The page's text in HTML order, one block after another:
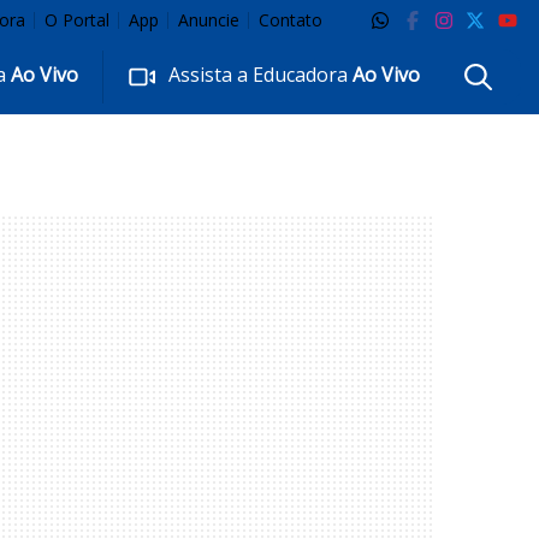
O Portal App Anuncie Contato
Ao Vivo Assista a EducadoraAo Vivo